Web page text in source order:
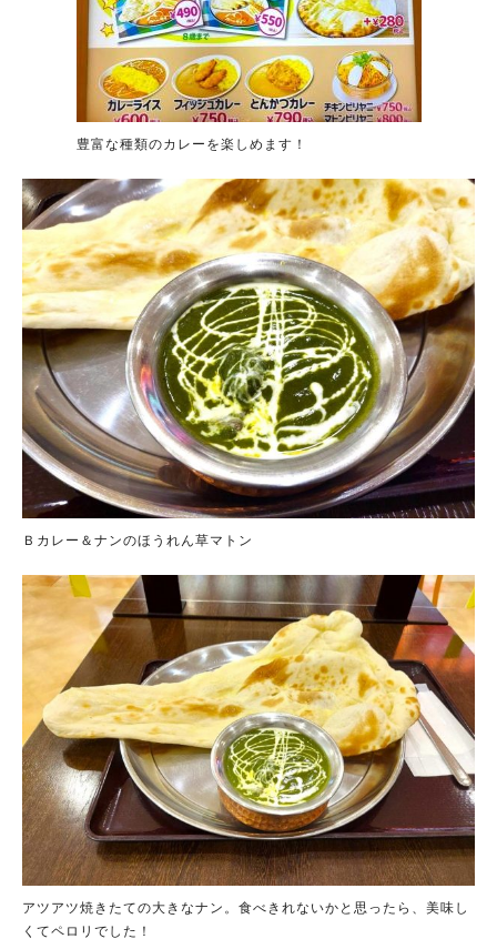
豊富な種類のカレーを楽しめます！
Ｂカレー＆ナンのほうれん草マトン
アツアツ焼きたての大きなナン。食べきれないかと思ったら、美味し
くてペロリでした！